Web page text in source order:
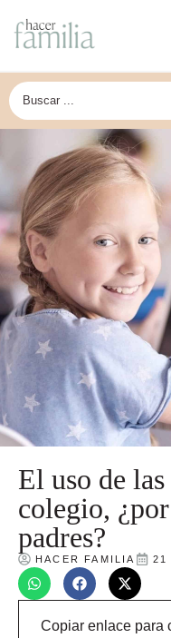
El uso de
colegio,
padres?
HACER FAMILIA 21
Copiar enlace para